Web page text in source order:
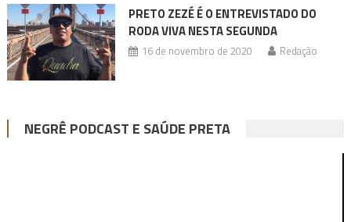
PRETO ZEZÉ É O ENTREVISTADO DO
RODA VIVA NESTA SEGUNDA
16 de novembro de 2020 Redação
NEGRÊ PODCAST E SAÚDE PRETA